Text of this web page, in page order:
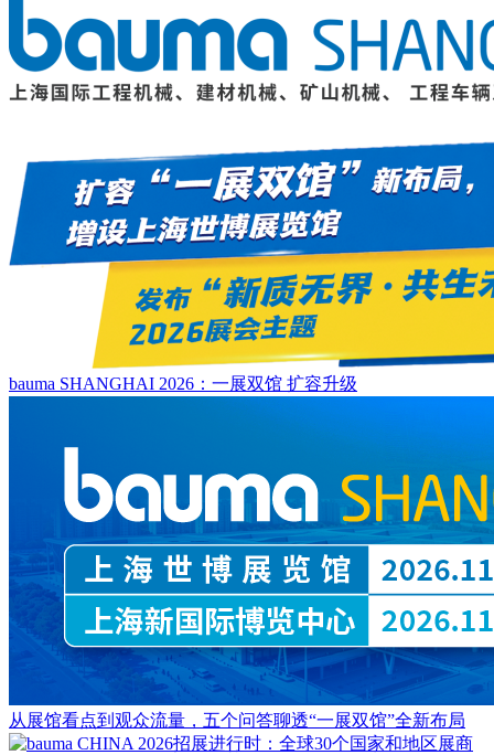
bauma SHANGHAI 2026：一展双馆 扩容升级
从展馆看点到观众流量，五个问答聊透“一展双馆”全新布局